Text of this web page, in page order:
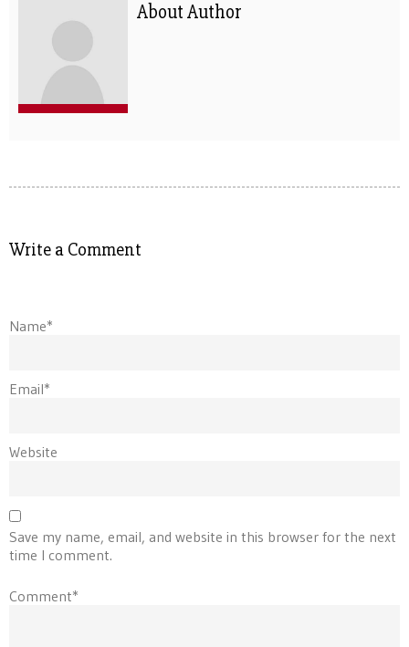
About Author
Write a Comment
Name*
Email*
Website
Save my name, email, and website in this browser for the next
time I comment.
Comment*